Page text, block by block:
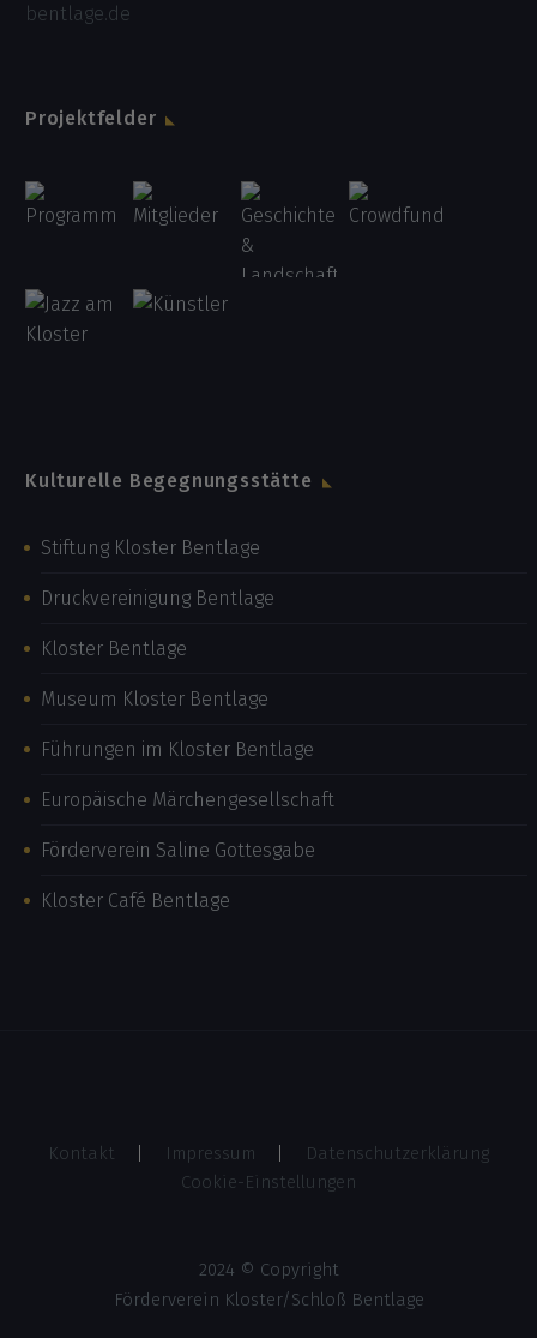
bentlage.de
Projektfelder
Kulturelle Begegnungsstätte
Stiftung Kloster Bentlage
Druckvereinigung Bentlage
Kloster Bentlage
Museum Kloster Bentlage
Führungen im Kloster Bentlage
Europäische Märchengesellschaft
Förderverein Saline Gottesgabe
Kloster Café Bentlage
Kontakt Impressum
Datenschutzerklärung
Cookie-Einstellungen
2024 © Copyright
Förderverein Kloster/Schloß Bentlage